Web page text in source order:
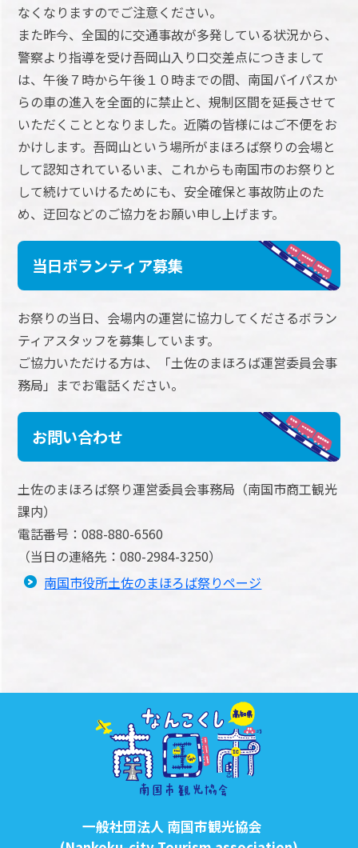
なくなりますのでご注意ください。
また昨今、全国的に交通事故が多発している状況から、
警察より指導を受け吾岡山入り口交差点につきまして
は、午後７時から午後１０時までの間、南国バイパスか
らの車の進入を全面的に禁止と、規制区間を延長させて
いただくこととなりました。近隣の皆様にはご不便をお
かけします。吾岡山という場所がまほろば祭りの会場と
して認知されているいま、これからも南国市のお祭りと
して続けていけるためにも、安全確保と事故防止のた
め、迂回などのご協力をお願い申し上げます。
当日ボランティア募集
お祭りの当日、会場内の運営に協力してくださるボラン
ティアスタッフを募集しています。
ご協力いただける方は、「土佐のまほろば運営委員会事
務局」までお電話ください。
お問い合わせ
土佐のまほろば祭り運営委員会事務局（南国市商工観光
課内）
電話番号：088-880-6560
（当日の連絡先：080-2984-3250）
南国市役所土佐のまほろば祭りページ
一般社団法人 南国市観光協会